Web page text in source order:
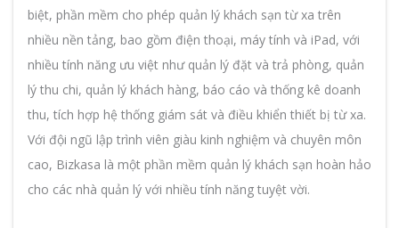
biệt, phần mềm cho phép quản lý khách sạn từ xa trên
nhiều nền tảng, bao gồm điện thoại, máy tính và iPad, với
nhiều tính năng ưu việt như quản lý đặt và trả phòng, quản
lý thu chi, quản lý khách hàng, báo cáo và thống kê doanh
thu, tích hợp hệ thống giám sát và điều khiển thiết bị từ xa.
Với đội ngũ lập trình viên giàu kinh nghiệm và chuyên môn
cao, Bizkasa là một phần mềm quản lý khách sạn hoàn hảo
cho các nhà quản lý với nhiều tính năng tuyệt vời.